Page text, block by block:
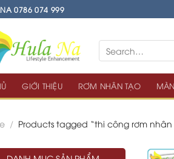
0786 074 999
GIỚI THIỆU RƠM NHÂN TẠO
/ Products tagged “thi công rơm nhân